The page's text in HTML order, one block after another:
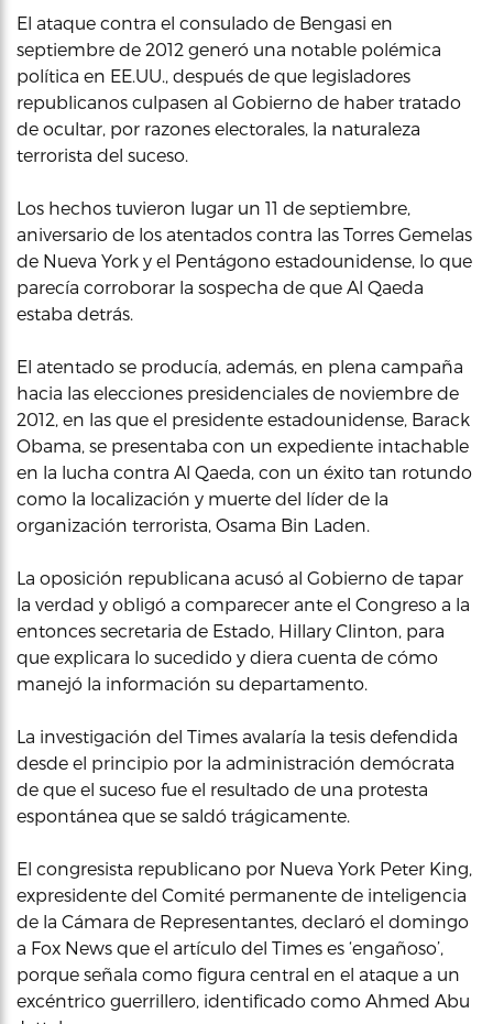
El ataque contra el consulado de Bengasi en
septiembre de 2012 generó una notable polémica
política en EE.UU., después de que legisladores
republicanos culpasen al Gobierno de haber tratado
de ocultar, por razones electorales, la naturaleza
terrorista del suceso.
Los hechos tuvieron lugar un 11 de septiembre,
aniversario de los atentados contra las Torres Gemelas
de Nueva York y el Pentágono estadounidense, lo que
parecía corroborar la sospecha de que Al Qaeda
estaba detrás.
El atentado se producía, además, en plena campaña
hacia las elecciones presidenciales de noviembre de
2012, en las que el presidente estadounidense, Barack
Obama, se presentaba con un expediente intachable
en la lucha contra Al Qaeda, con un éxito tan rotundo
como la localización y muerte del líder de la
organización terrorista, Osama Bin Laden.
La oposición republicana acusó al Gobierno de tapar
la verdad y obligó a comparecer ante el Congreso a la
entonces secretaria de Estado, Hillary Clinton, para
que explicara lo sucedido y diera cuenta de cómo
manejó la información su departamento.
La investigación del Times avalaría la tesis defendida
desde el principio por la administración demócrata
de que el suceso fue el resultado de una protesta
espontánea que se saldó trágicamente.
El congresista republicano por Nueva York Peter King,
expresidente del Comité permanente de inteligencia
de la Cámara de Representantes, declaró el domingo
a Fox News que el artículo del Times es ‘engañoso’,
porque señala como figura central en el ataque a un
excéntrico guerrillero, identificado como Ahmed Abu